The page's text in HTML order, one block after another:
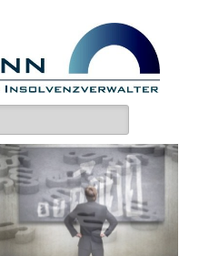
Heilmann
Rechtsanwälte